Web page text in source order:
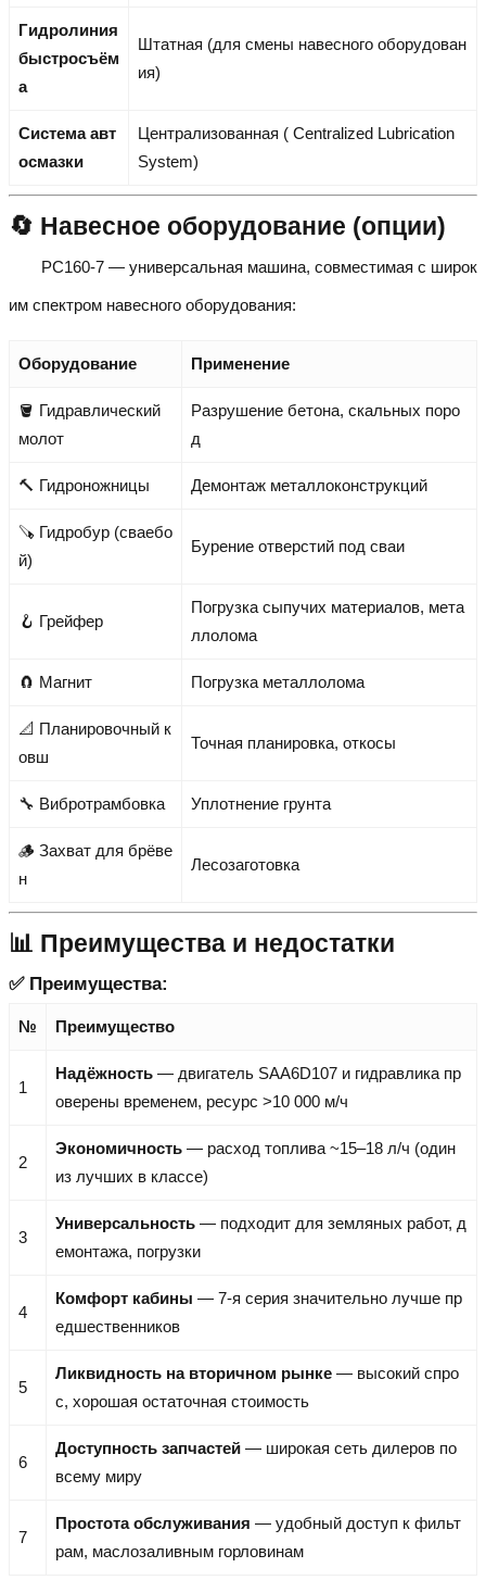
Гидролиния
быстросъём
а
Штатная (для смены навесного оборудован
ия)
Система авт
осмазки
Централизованная ( Centralized Lubrication
System)
🔄 Навесное оборудование (опции)
PC160-7 — универсальная машина, совместимая с широк
им спектром навесного оборудования:
Оборудование Применение
🪣 Гидравлический
молот
Разрушение бетона, скальных поро
д
🔨 Гидроножницы Демонтаж металлоконструкций
🪚 Гидробур (сваебо
й)
Бурение отверстий под сваи
🪝 Грейфер
Погрузка сыпучих материалов, мета
ллолома
🧲 Магнит Погрузка металлолома
📐 Планировочный к
овш
Точная планировка, откосы
🔧 Вибротрамбовка Уплотнение грунта
🪵 Захват для брёве
н
Лесозаготовка
📊 Преимущества и недостатки
✅ Преимущества:
№ Преимущество
1
Надёжность — двигатель SAA6D107 и гидравлика пр
оверены временем, ресурс >10 000 м/ч
2
Экономичность — расход топлива ~15–18 л/ч (один
из лучших в классе)
3
Универсальность — подходит для земляных работ, д
емонтажа, погрузки
4
Комфорт кабины — 7-я серия значительно лучше пр
едшественников
5
Ликвидность на вторичном рынке — высокий спро
с, хорошая остаточная стоимость
6
Доступность запчастей — широкая сеть дилеров по
всему миру
7
Простота обслуживания — удобный доступ к фильт
рам, маслозаливным горловинам